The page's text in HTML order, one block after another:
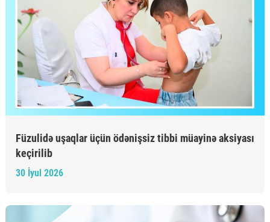
Füzulidə uşaqlar üçün ödənişsiz tibbi müayinə aksiyası
keçirilib
30 İyul 2026